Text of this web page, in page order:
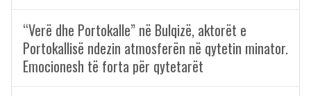
“Verë dhe Portokalle” në Bulqizë, aktorët e
Portokallisë ndezin atmosferën në qytetin minator.
Emocionesh të forta për qytetarët